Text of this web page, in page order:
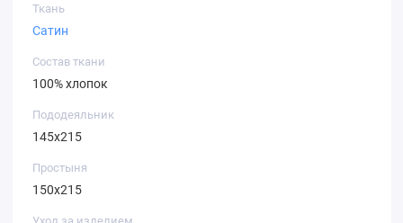
Ткань
Сатин
Состав ткани
100% хлопок
Пододеяльник
145х215
Простыня
150х215
Уход за изделием